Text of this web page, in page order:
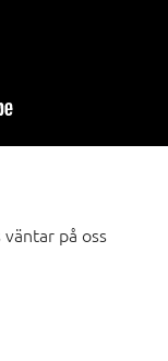
på oss